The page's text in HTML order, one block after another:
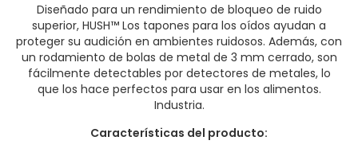
Diseñado para un rendimiento de bloqueo de ruido
superior, HUSH™ Los tapones para los oídos ayudan a
proteger su audición en ambientes ruidosos. Además, con
un rodamiento de bolas de metal de 3 mm cerrado, son
fácilmente detectables por detectores de metales, lo
que los hace perfectos para usar en los alimentos.
Industria.
Características del producto: